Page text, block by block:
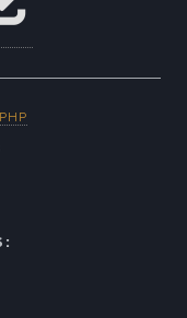
PHP